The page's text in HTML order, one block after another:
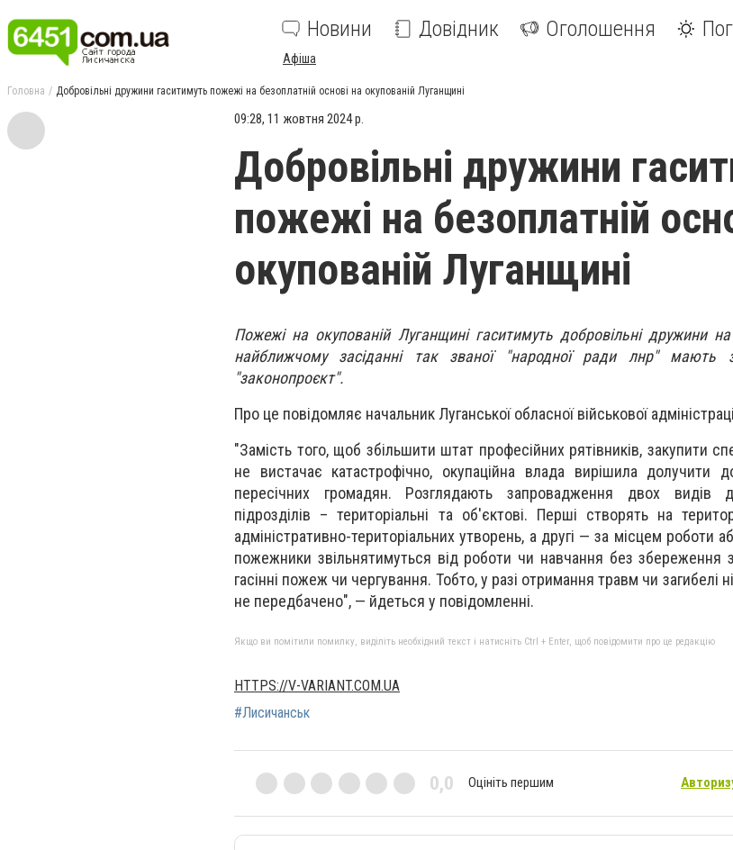
Новини Довідник Оголошення
Афіша
Головна Добровільні дружини гаситимуть пожежі на безоплатній основі на окупованій Луганщині
09:28, 11 жовтня 2024 р.
Добровільні дружини
пожежі на безоплатній
окупованій Луганщині
Пожежі на окупованій Луганщині гаситимуть добровільні дружини
найближчому засіданні так званої "народної ради лнр" мають
"законопроєкт".
Про це повідомляє начальник Луганської обласної військової
"Замість того, щоб збільшити штат професійних рятівників, закупити
не вистачає катастрофічно, окупаційна влада вирішила долучити
пересічних громадян. Розглядають запровадження двох видів
підрозділів – територіальні та об'єктові. Перші створять на
адміністративно-територіальних утворень, а другі — за місцем роботи
пожежники звільнятимуться від роботи чи навчання без збереження
гасінні пожеж чи чергування. Тобто, у разі отримання травм чи загибелі
не передбачено", — йдеться у повідомленні.
Якщо ви помітили помилку, виділіть необхідний текст і натисніть Ctrl + Enter, щоб повідомити про це редакцію
HTTPS://V-VARIANT.COM.UA
#Лисичанськ
0,0 Оцініть першим